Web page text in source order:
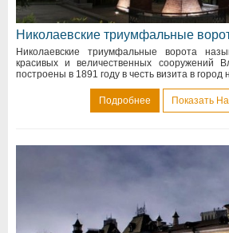
Николаевские триумфальные
Николаевские триумфальные ворота
красивых и величественных сооружений
построены в 1891 году в честь визита в город
Подробнее Показать